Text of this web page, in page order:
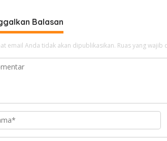
a
s
i
p
Balasan
email Anda tidak akan dipublikasikan. Ruas yang wajib